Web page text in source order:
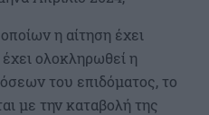
η αίτηση έχει
ολοκληρωθεί η
του επιδόματος, το
με την καταβολή της